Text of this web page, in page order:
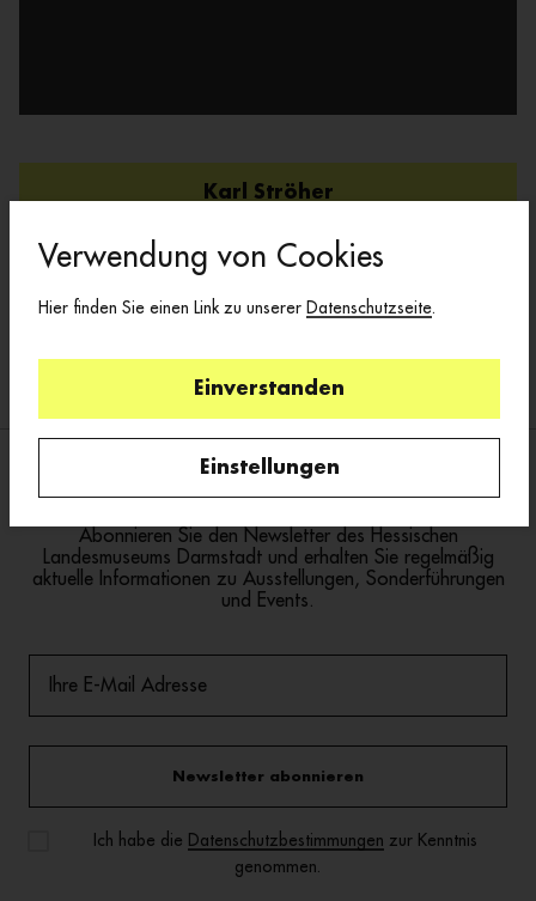
Karl Ströher
>>Hauptstrom>>FLUXUS, 1967
1993
Immer auf dem neuesten Stand
Abonnieren Sie den Newsletter des Hessischen
Landesmuseums Darmstadt und erhalten Sie regelmäßig
aktuelle Informationen zu Ausstellungen, Sonderführungen
und Events.
Ich habe die Datenschutzbestimmungen zur Kenntnis
genommen.
Newsletter abonnieren
Verwendung von Cookies
Hier finden Sie einen Link zu unserer Datenschutzseite
Einverstanden
Einstellungen